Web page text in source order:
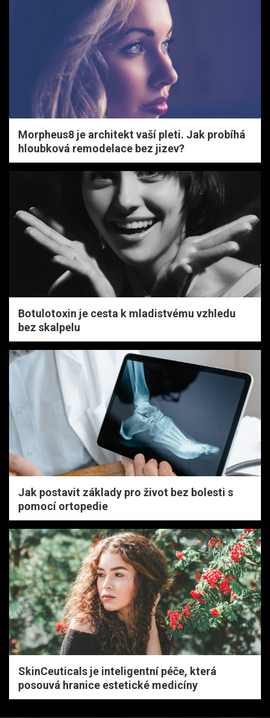
Morpheus8 je architekt vaší pleti. Jak probíhá
hloubková remodelace bez jizev?
Botulotoxin je cesta k mladistvému vzhledu
bez skalpelu
Jak postavit základy pro život bez bolesti s
pomocí ortopedie
SkinCeuticals je inteligentní péče, která
posouvá hranice estetické medicíny